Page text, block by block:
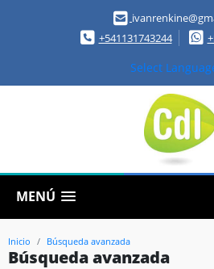
+541131743244
Select
MENÚ
Inicio Búsqueda avanzada
Búsqueda avanzada